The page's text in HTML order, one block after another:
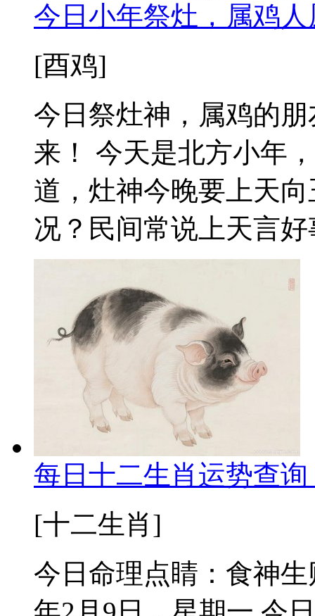
今日小年祭灶，属鸡
[酉鸡]
今日祭灶神，属鸡的
来！ 今天是北方小年
道，灶神今晚要上天
况？民间常说上天言
每日十二生肖运势查
[十二生肖]
今日命理点睛：食神